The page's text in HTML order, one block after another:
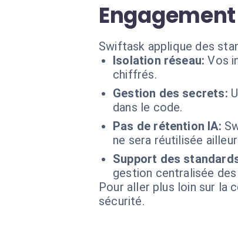
Swiftask applique des
Isolation réseau: Vos
chiffrés.
Gestion des secrets:
dans le code.
Pas de rétention IA:
ne sera réutilisée
Support des
gestion centralisée
Pour aller plus loin sur la
sécurité.